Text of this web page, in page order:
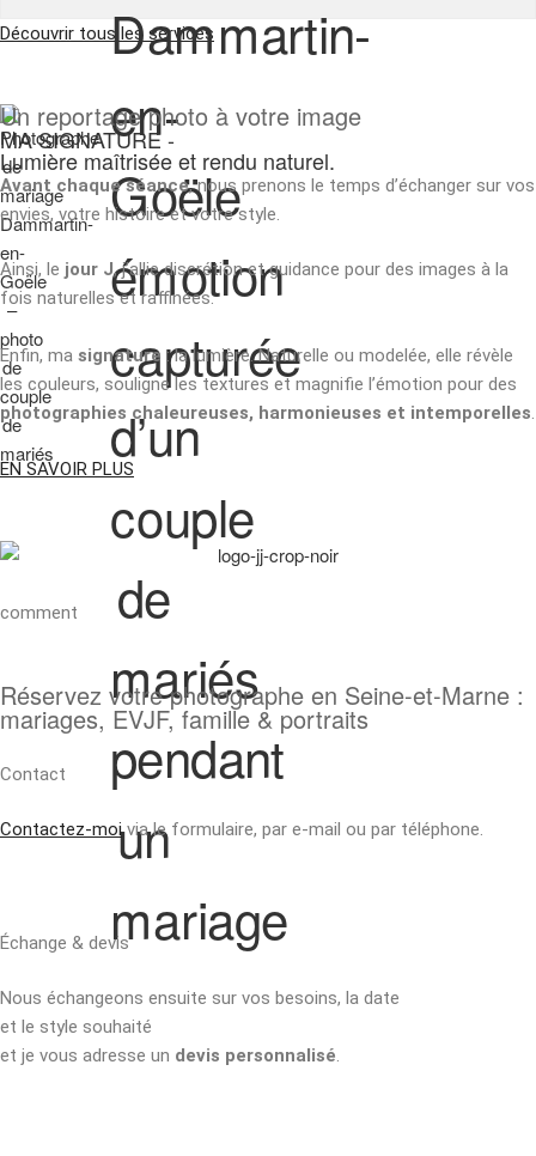
Découvrir tous les services
Un reportage photo à votre image
MA SIGNATURE -
Lumière maîtrisée et rendu naturel.
Avant chaque séance, nous prenons le temps d’échanger sur vos
envies, votre histoire et votre style.
Ainsi, le jour J, j’allie discrétion et guidance pour des images à la
fois naturelles et raffinées.
Enfin, ma signature : la lumière. Naturelle ou modelée, elle révèle
les couleurs, souligne les textures et magnifie l’émotion pour des
photographies chaleureuses, harmonieuses et intemporelles.
EN SAVOIR PLUS
comment
Réservez votre photographe en Seine-et-Marne :
mariages, EVJF, famille & portraits
Contact
Contactez-moivia le formulaire, par e-mail ou par téléphone.
Échange & devis
Nous échangeons ensuite sur vos besoins, la date
et le style souhaité
et je vous adresse un devis personnalisé.